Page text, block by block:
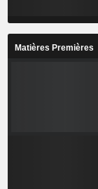
Matières Premières